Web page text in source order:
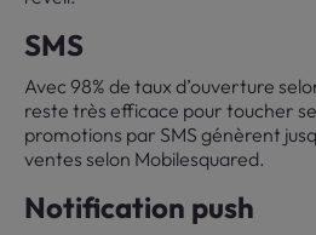
SMS
Avec 98% de taux d’ouverture
reste très efficace pour toucher
promotions par SMS génèrent
ventes selon Mobilesquared.
Notification push